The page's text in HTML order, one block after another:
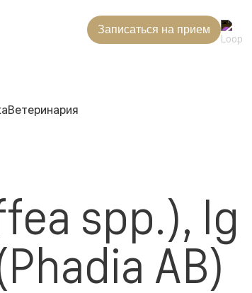
Записаться на прием
Ветеринария
spp.), Ig
AB)